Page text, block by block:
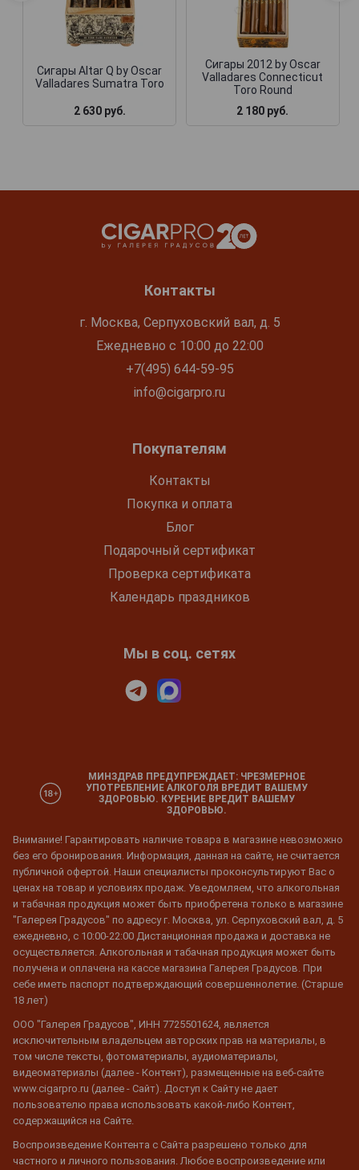
Сигары Altar Q by Oscar
Valladares Sumatra Toro
2 630 руб.
Сигары 2012 by Oscar
Valladares Connecticut
Toro Round
2 180 руб.
Контакты
г. Москва, Серпуховский вал, д. 5
Ежедневно с 10:00 до 22:00
+7(495) 644-59-95
info@cigarpro.ru
Покупателям
Контакты
Покупка и оплата
Блог
Подарочный сертификат
Проверка сертификата
Календарь праздников
Мы в соц. сетях
МИНЗДРАВ ПРЕДУПРЕЖДАЕТ: ЧРЕЗМЕРНОЕ
УПОТРЕБЛЕНИЕ АЛКОГОЛЯ ВРЕДИТ ВАШЕМУ
ЗДОРОВЬЮ. КУРЕНИЕ ВРЕДИТ ВАШЕМУ
ЗДОРОВЬЮ.
Внимание! Гарантировать наличие товара в магазине невозможно
без его бронирования. Информация, данная на сайте, не считается
публичной офертой. Наши специалисты проконсультируют Вас о
ценах на товар и условиях продаж. Уведомляем, что алкогольная
и табачная продукция может быть приобретена только в магазине
"Галерея Градусов" по адресу г. Москва, ул. Серпуховский вал, д. 5
ежедневно, с 10:00-22:00 Дистанционная продажа и доставка не
осуществляется. Алкогольная и табачная продукция может быть
получена и оплачена на кассе магазина Галерея Градусов. При
себе иметь паспорт подтверждающий совершеннолетие. (Старше
18 лет)
ООО "Галерея Градусов", ИНН 7725501624, является
исключительным владельцем авторских прав на материалы, в
том числе тексты, фотоматериалы, аудиоматериалы,
видеоматериалы (далее - Контент), размещенные на веб-сайте
www.cigarpro.ru (далее - Сайт). Доступ к Сайту не дает
пользователю права использовать какой-либо Контент,
содержащийся на Сайте.
Воспроизведение Контента с Сайта разрешено только для
частного и личного пользования. Любое воспроизведение или